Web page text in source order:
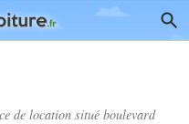
de location situé boulevard